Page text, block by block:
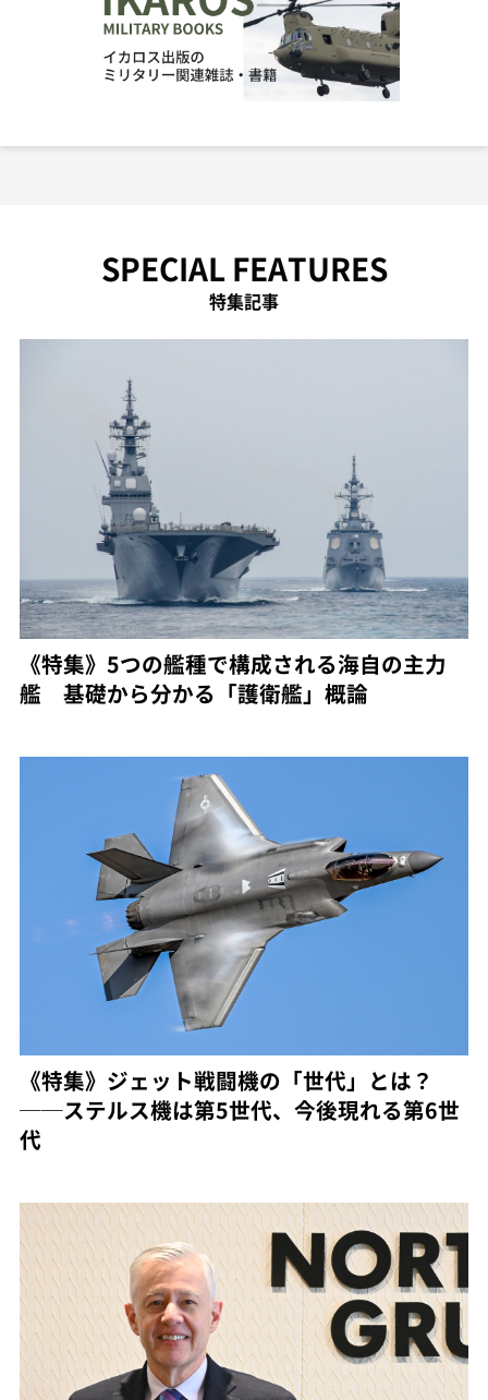
SPECIAL FEATURES
特集記事
《特集》5つの艦種で構成される海自の主力
艦 基礎から分かる「護衛艦」概論
《特集》ジェット戦闘機の「世代」とは？
──ステルス機は第5世代、今後現れる第6世
代